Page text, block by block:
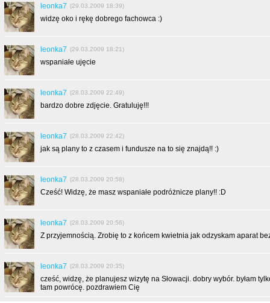
leonka7 (29.03.2009 18:39)
widzę oko i rękę dobrego fachowca :)
leonka7 (29.03.2009 18:21)
wspaniałe ujęcie
leonka7 (28.03.2009 22:49)
bardzo dobre zdjęcie. Gratuluję!!!
leonka7 (28.03.2009 22:42)
jak są plany to z czasem i fundusze na to się znajdą!! :)
leonka7 (28.03.2009 20:58)
Cześć! Widzę, że masz wspaniałe podróżnicze plany!! :D
leonka7 (28.03.2009 20:56)
Z przyjemnością. Zrobię to z końcem kwietnia jak odzyskam aparat
leonka7 (28.03.2009 20:35)
cześć, widzę, że planujesz wizytę na Słowacji. dobry wybór. byłam
tam powrócę. pozdrawiem Cię